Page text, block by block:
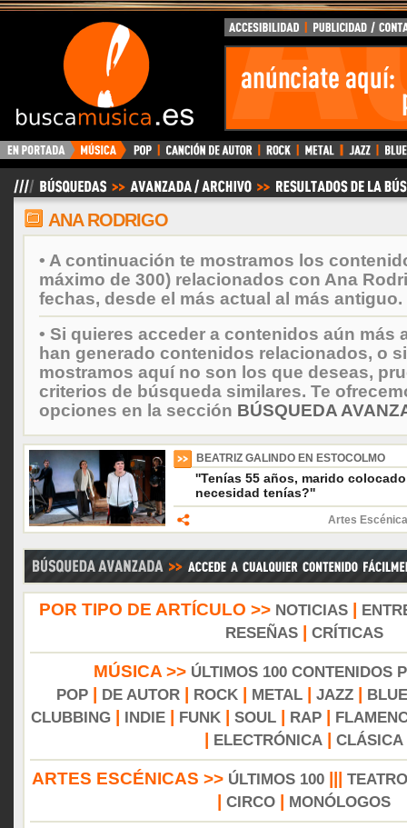
BuscaMusica.es
ANA RODRIGO
• A continuación te mostramos los
máximo de 300) relacionados con Ana
fechas, desde el más actual al más antiguo.
• Si quieres acceder a contenidos aún más
han generado contenidos relacionados, o
mostramos aquí no son los que deseas,
criterios de búsqueda similares. Te
opciones en la sección BÚSQUEDA
BEATRIZ GALINDO EN ESTOCOLMO
''Tenías 55 años, marido
necesidad tenías?''
Artes
POR TIPO DE ARTÍCULO >> NOTICIAS|
RESEÑAS| CRÍTICAS
MÚSICA >> ÚLTIMOS 100 CONTENIDOS
POP
DE AUTOR ROCK METAL JAZZ
CLUBBING
INDIE FUNK SOUL RAP
ELECTRÓNICA CLÁSICA
ARTES ESCÉNICAS >> ÚLTIMOS 100||| TEATRO
CIRCO MONÓLOGOS